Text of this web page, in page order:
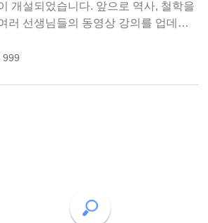
니다. 앞으로 역사, 철학을
러 선생님들의 동영상 강의를 업데이
을 받아 볼 수 있습니다.
999